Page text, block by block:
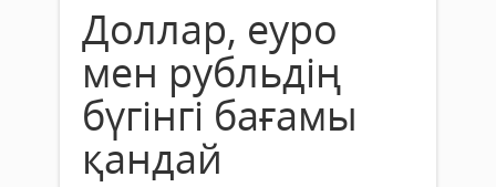
Доллар, еуро
мен рубльдің
бүгінгі бағамы
қандай